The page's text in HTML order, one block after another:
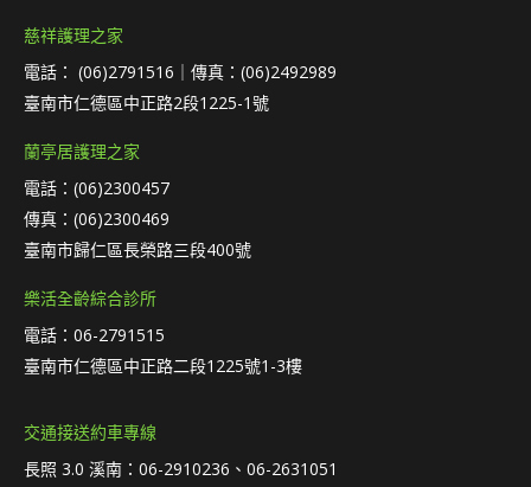
慈祥護理之家
電話： (06)2791516｜傳真：(06)2492989
臺南市仁德區中正路2段1225-1號
蘭亭居護理之家
電話：(06)2300457
傳真：(06)2300469
臺南市歸仁區長榮路三段400號
樂活全齡綜合診所
電話：06-2791515
臺南市仁德區中正路二段1225號1-3樓
交通接送約車專線
長照 3.0 溪南：06-2910236、06-2631051